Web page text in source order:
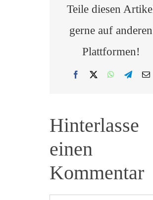
Teile diesen
gerne auf anderen
Plattformen!
Facebook WhatsApp E-
Hinterlasse
einen
Kommentar